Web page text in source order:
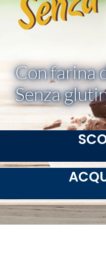
Con farina
Senza